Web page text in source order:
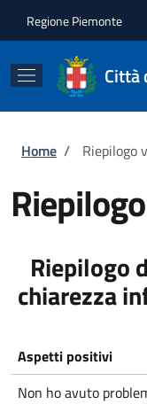
Regione Piemonte
Città
Briciole
Home / Riepilogo
Riepilogo
chiarezza
Aspetti positivi
Non ho avuto